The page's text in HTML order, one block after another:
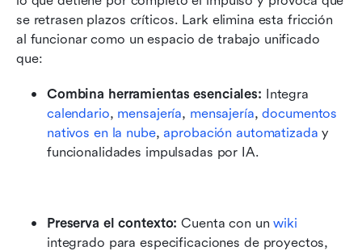
se retrasen plazos críticos. Lark elimina esta fricción
al funcionar como un espacio de trabajo unificado
que:
Combina herramientas esenciales:
calendario, mensajería, mensajería, documentos
nativos en la nube, aprobación automatizada y
funcionalidades impulsadas por IA.
Preserva el contexto: Cuenta con un wiki
integrado para especificaciones de proyectos,